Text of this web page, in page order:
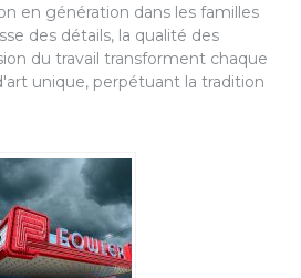
en génération dans les familles
des détails, la qualité des
du travail transforment chaque
unique, perpétuant la tradition